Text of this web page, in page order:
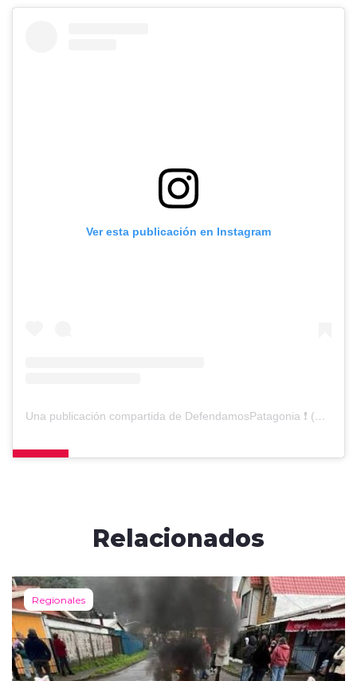
Ver esta publicación en Instagram
Una publicación compartida de DefendamosPatagonia ❗️ (@defendamos_patagonia_)
Relacionados
Regionales